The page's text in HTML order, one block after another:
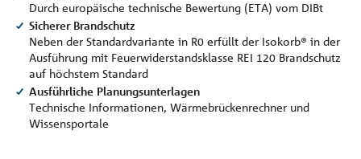
Durch europäische technische Bewertung (ETA) vom DIBt
Sicherer Brandschutz
Neben der Standardvariante in R0 erfüllt der Isokorb® in der
Ausführung mit Feuerwiderstandsklasse REI 120 Brandschutz
auf höchstem Standard
Ausführliche Planungsunterlagen
Technische Informationen, Wärmebrückenrechner und
Wissensportale